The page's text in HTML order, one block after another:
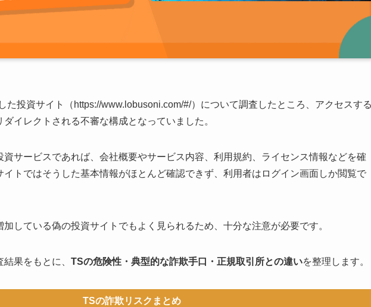
た投資サイト（https://www.lobusoni.com/#/）について調査したところ、アクセスす
イレクトされる不審な構成となっていました。
サービスであれば、会社概要やサービス内容、利用規約、ライセンス情報などを確
トではそうした基本情報がほとんど確認できず、利用者はログイン画面しか閲覧で
している偽の投資サイトでもよく見られるため、十分な注意が必要です。
果をもとに、 TSの危険性・典型的な詐欺手口・正規取引所との違いを整理します。
TSの詐欺リスクまとめ